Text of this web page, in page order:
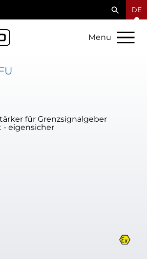
DE
Menu
für Grenzsignalgeber
eigensicher